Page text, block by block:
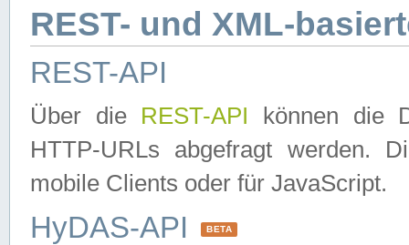
REST- und XML-
REST-API
Über die REST-API können die
HTTP-URLs abgefragt werden.
mobile Clients oder für JavaScript.
HyDAS-API BETA